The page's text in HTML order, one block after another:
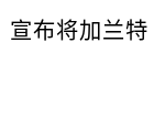
宣布将加兰特